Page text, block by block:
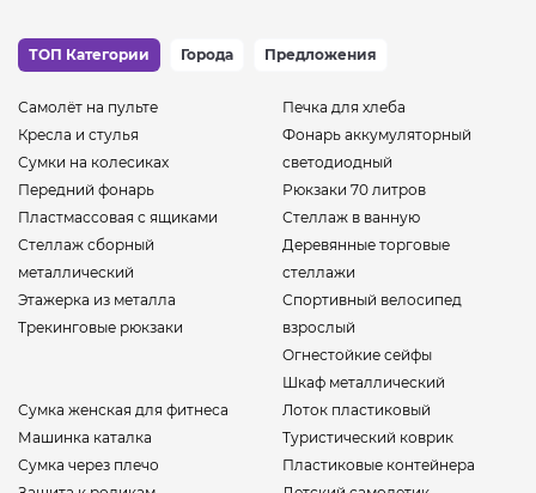
ТОП Категории Города Предложения
Самолёт на пульте
Кресла и стулья
Сумки на колесиках
Передний фонарь
Пластмассовая с ящиками
Стеллаж сборный
металлический
Этажерка из металла
Трекинговые рюкзаки
Печка для хлеба
Фонарь аккумуляторный
светодиодный
Рюкзаки 70 литров
Стеллаж в ванную
Деревянные торговые
стеллажи
Спортивный велосипед
взрослый
Огнестойкие сейфы
Шкаф металлический
Сумка женская для фитнеса
Машинка каталка
Сумка через плечо
Лоток пластиковый
Туристический коврик
Пластиковые контейнера